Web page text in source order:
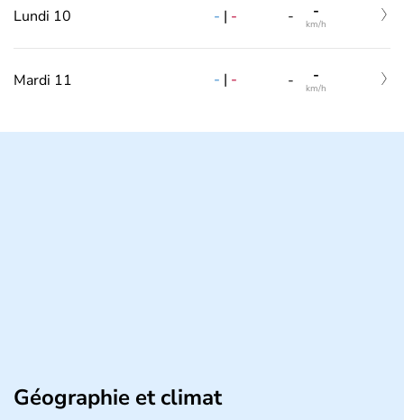
Lundi 10 - | - - -
km/h
Mardi 11 - | - - -
km/h
Géographie et climat